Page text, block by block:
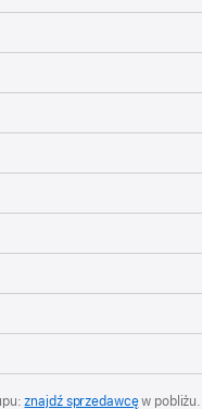
znajdź sprzedawcęw pobliżu.